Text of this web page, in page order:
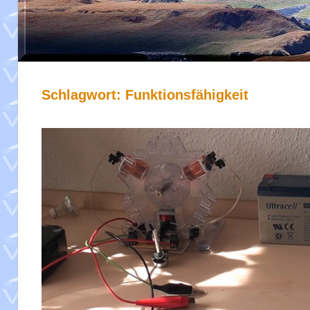
Schlagwort: Funktionsfähigkeit